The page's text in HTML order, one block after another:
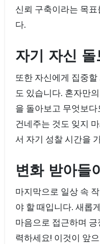
신뢰 구축이라는 목
다.
자기 자신 돌
또한 자신에게 집중
도 있습니다. 혼자만
을 돌아보고 무엇보
건네주는 것도 잊지
서 자기 성찰 시간을
변화 받아들
마지막으로 일상 속
야 할 때입니다. 새롭
마음으로 접근하며
력하세요! 이것이 앞